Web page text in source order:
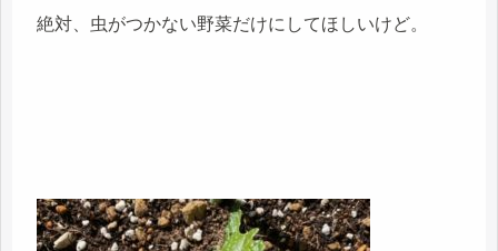
絶対、虫がつかない野菜だけにしてほしいけど。